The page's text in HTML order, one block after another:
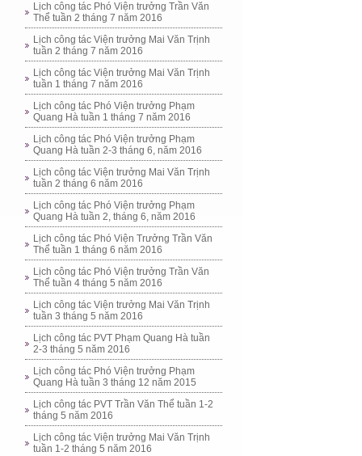
Lịch công tác Phó Viện trưởng Trần Văn
Thể tuần 2 tháng 7 năm 2016
Lịch công tác Viện trưởng Mai Văn Trịnh
tuần 2 tháng 7 năm 2016
Lịch công tác Viện trưởng Mai Văn Trịnh
tuần 1 tháng 7 năm 2016
Lịch công tác Phó Viện trưởng Phạm
Quang Hà tuần 1 tháng 7 năm 2016
Lịch công tác Phó Viện trưởng Phạm
Quang Hà tuần 2-3 tháng 6, năm 2016
Lịch công tác Viện trưởng Mai Văn Trịnh
tuần 2 tháng 6 năm 2016
Lịch công tác Phó Viện trưởng Phạm
Quang Hà tuần 2, tháng 6, năm 2016
Lịch công tác Phó Viện Trưởng Trần Văn
Thể tuần 1 tháng 6 năm 2016
Lịch công tác Phó Viện trưởng Trần Văn
Thể tuần 4 tháng 5 năm 2016
Lịch công tác Viện trưởng Mai Văn Trịnh
tuần 3 tháng 5 năm 2016
Lịch công tác PVT Phạm Quang Hà tuần
2-3 tháng 5 năm 2016
Lịch công tác Phó Viện trưởng Phạm
Quang Hà tuần 3 tháng 12 năm 2015
Lịch công tác PVT Trần Văn Thể tuần 1-2
tháng 5 năm 2016
Lịch công tác Viện trưởng Mai Văn Trịnh
tuần 1-2 tháng 5 năm 2016